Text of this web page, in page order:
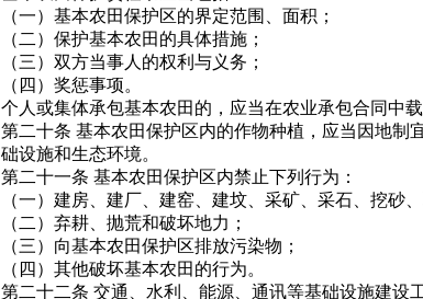
（一）基本农田保护区的界定范围、面积；
（二）保护基本农田的具体措施；
（三）双方当事人的权利与义务；
（四）奖惩事项。
个人或集体承包基本农田的，应当在农业承包合同中
第二十条 基本农田保护区内的作物种植，应当因地制
础设施和生态环境。
第二十一条 基本农田保护区内禁止下列行为：
（一）建房、建厂、建窑、建坟、采矿、采石、挖砂
（二）弃耕、抛荒和破坏地力；
（三）向基本农田保护区排放污染物；
（四）其他破坏基本农田的行为。
第二十二条 交通、水利、能源、通讯等基础设施建设